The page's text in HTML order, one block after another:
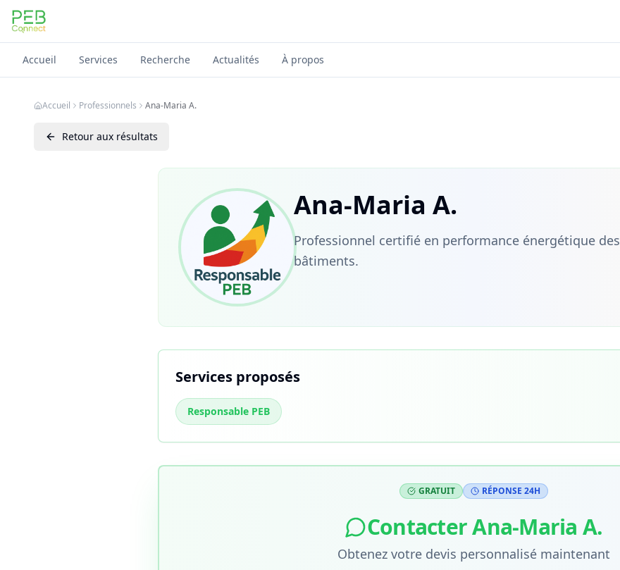
PEB Connect
Accueil Services Recherche Actualités À propos
Accueil Professionnels Ana-Maria A.
Retour aux résultats
Ana-Maria A.
Professionnel certifié en performance énergétique des
bâtiments.
Services proposés
Responsable PEB
GRATUIT RÉPONSE 24H
ContacterAna-Maria A.
Obtenez votre devis personnalisé maintenant